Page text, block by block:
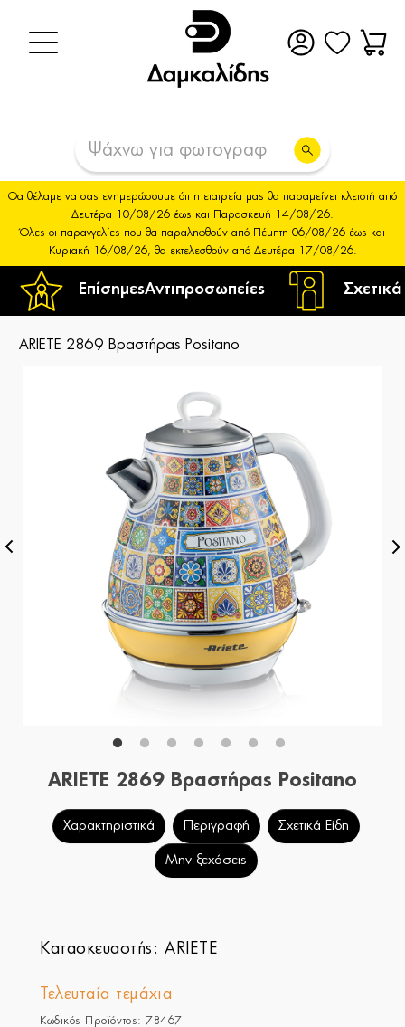
ΕπίσημεςΑντιπροσωπείες
Θα θέλαμε να σας ενημερώσουμε ότι η εταιρεία μας θα παραμείνει κλειστή από
Δευτέρα 10/08/26 έως και Παρασκευή 14/08/26.
Όλες οι παραγγελίες που θα παραληφθούν από Πέμπτη 06/08/26 έως και
Κυριακή 16/08/26, θα εκτελεσθούν από Δευτέρα 17/08/26.
ARIETE 2869 Βραστήρας Positano
ARIETE 2869 Βραστήρας Positano
Χαρακτηριστικά Περιγραφή Σχετικά Είδη
Μην ξεχάσεις
Κατασκευαστής:ARIETE
Τελευταία τεμάχια
Κωδικός Προϊόντος: 78467